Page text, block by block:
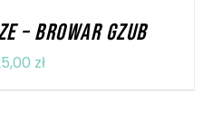
– BROWAR GZUB
zł